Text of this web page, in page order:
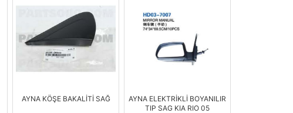
AYNA KÖŞE BAKALİTİ SAĞ
AYNA ELEKTRİKLİ BOYANILIR
TIP SAG KIA RIO 05